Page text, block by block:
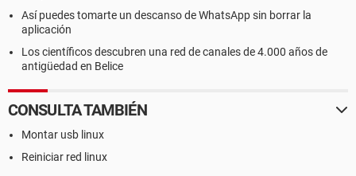
Así puedes tomarte un descanso de WhatsApp sin borrar la
aplicación
Los científicos descubren una red de canales de 4.000 años de
antigüedad en Belice
CONSULTA TAMBIÉN
Montar usb linux
Reiniciar red linux